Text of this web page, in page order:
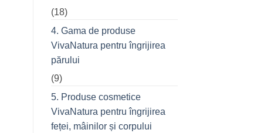
(18)
4. Gama de produse
VivaNatura pentru îngrijirea
părului
(9)
5. Produse cosmetice
VivaNatura pentru îngrijirea
feței, mâinilor și corpului